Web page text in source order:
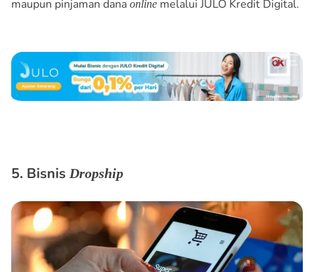
maupun pinjaman dana online melalui JULO Kredit Digital.
5. Bisnis Dropship